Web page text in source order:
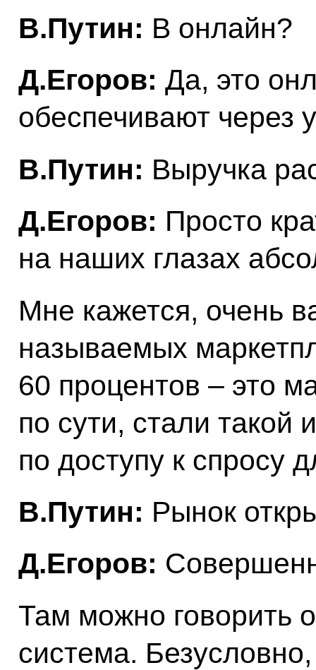
В.Путин: В онлайн?
Д.Егоров: Да, это
обеспечивают через
В.Путин: Выручка
Д.Егоров: Просто
на наших глазах
Мне кажется, очень
называемых
60 процентов – это
по сути, стали такой
по доступу к спросу
В.Путин: Рынок
Д.Егоров:
Там можно говорить
система.